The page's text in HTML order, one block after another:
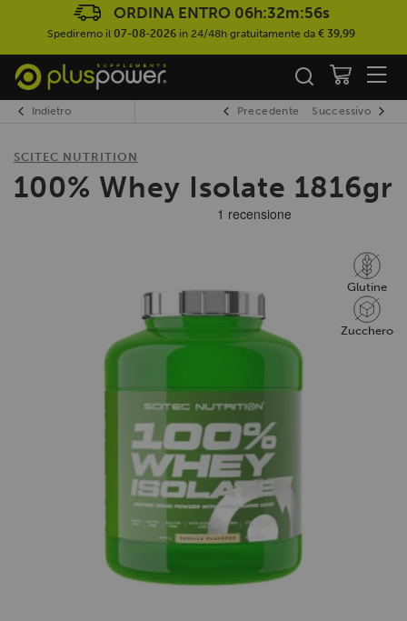
ORDINA ENTRO 06h:32m:56s
Spediremo il 07-08-2026 in 24/48h gratuitamente da € 39,99
Indietro Precedente Successivo
SCITEC NUTRITION
100% Whey Isolate 1816gr
Glutine
Zucchero